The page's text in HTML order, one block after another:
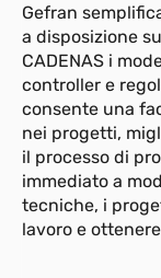
Gefran
a disposizione
CADENAS i
controller e
consente una
nei progetti,
il processo di
immediato a
tecniche, i
lavoro e